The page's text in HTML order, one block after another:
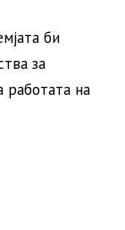
би
за
работата на